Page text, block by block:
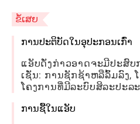
ຂໍ້ເສຍ
ການປະຕິບັດໃນອຸປະກອນເກົ່າ
ແອັບດັ່ງກ່າວອາດຈະມີປະສົ
ເຊັ່ນ: ການຊັກຊ້າຫລືລົ້ມລົງ,
ໂຄງການທີ່ມີລະບົບສິລະປະລ
ການຊື້ໃນແອັບ